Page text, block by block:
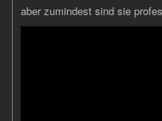
aber zumindest sind sie